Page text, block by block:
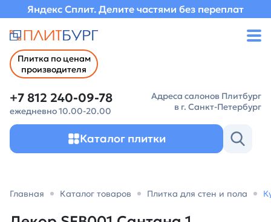
Яндекс Сплит. Делите частями без переплат
Плитка по ценам
производителя
+7 812 240-09-78
ежедневно 10.00-20.00
Адреса салонов Плитбург
в г. Санкт-Петербург
Каталог плитки
Главная Каталог товаров Плитка для стен и пола